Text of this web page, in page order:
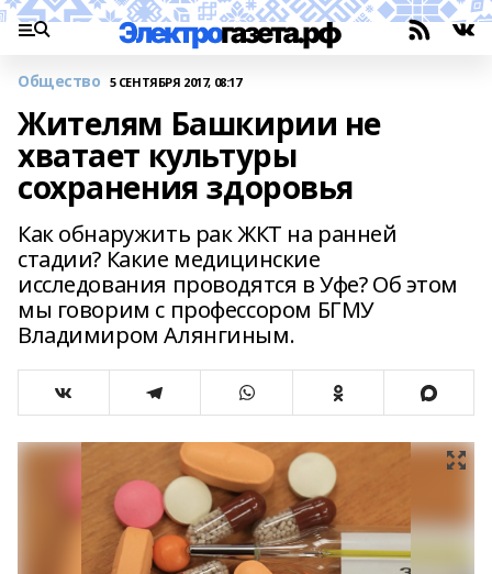
Общество 5 СЕНТЯБРЯ 2017, 08:17
Жителям Башкирии не
хватает культуры
сохранения здоровья
Как обнаружить рак ЖКТ на ранней
стадии? Какие медицинские
исследования проводятся в Уфе? Об этом
мы говорим с профессором БГМУ
Владимиром Алянгиным.